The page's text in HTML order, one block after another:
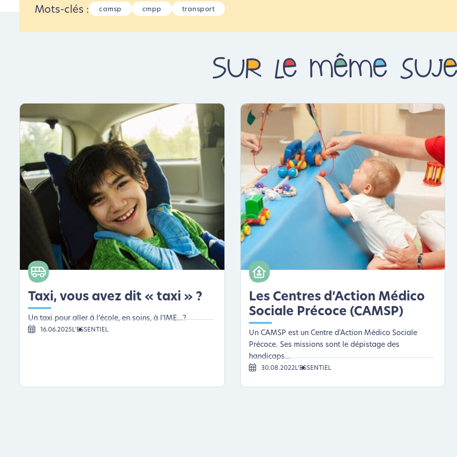
Mots-clés : camsp cmpp transport
Sur le même
Taxi, vous avez dit « taxi » ?
Un taxi pour aller à l’école, en soins, à l’IME…?
16.06.2025 L’ESSENTIEL
Les Centres d’Action Médico
Sociale Précoce (CAMSP)
Un CAMSP est un Centre d'Action Médico Sociale
Précoce. Ses missions sont le dépistage des
handicaps...
30.08.2022L’ESSENTIEL